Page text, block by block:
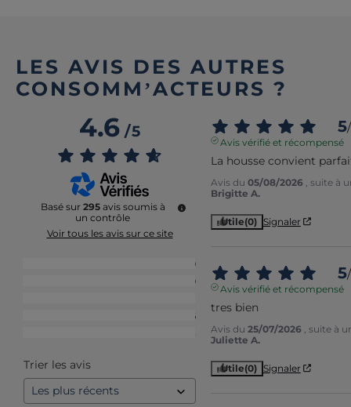
LES AVIS DES AUTRES
CONSOMM’ACTEURS ?
4.6/5
Basé sur 295 avis soumis à
un contrôle
Voir tous les avis sur ce site
219
59
6
Trier les avis
5/
Avis vérifié et récompensé
La housse convient
Avis du 05/08/2026
, suite à
Brigitte A.
Utile(0) Signaler
5/
Avis vérifié et récompensé
tres bien
Avis du 25/07/2026
, suite à
Juliette A.
Utile(0) Signaler